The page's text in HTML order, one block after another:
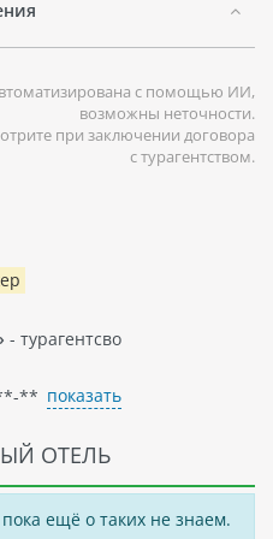
с помощью ИИ,
возможны неточности.
при заключении договора
с турагентством.
- турагентсво
** показать
ОТЕЛЬ
ещё о таких не знаем.